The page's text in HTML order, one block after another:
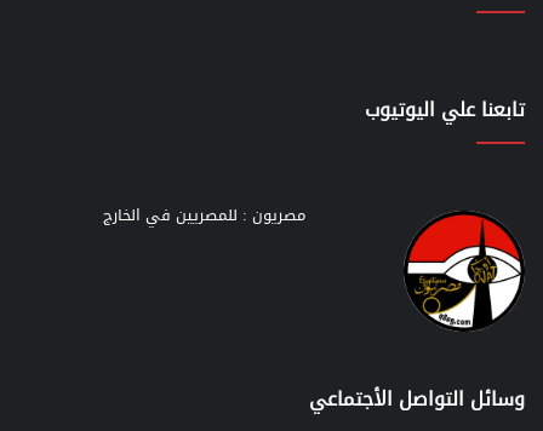
تابعنا علي اليوتيوب
مصريون : للمصريين في الخارج
وسائل التواصل الأجتماعي